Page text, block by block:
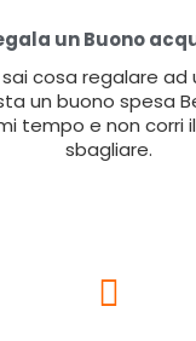
un Buono
sai cosa regalare ad
un buono spesa
tempo e non corri
sbagliare.